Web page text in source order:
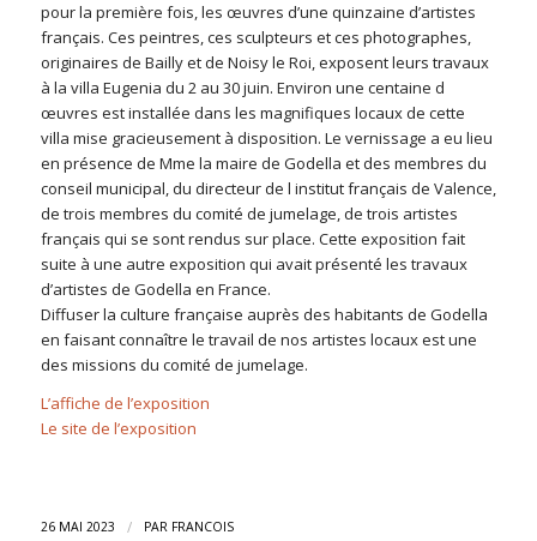
pour la première fois, les œuvres d’une quinzaine d’artistes
français. Ces peintres, ces sculpteurs et ces photographes,
originaires de Bailly et de Noisy le Roi, exposent leurs travaux
à la villa Eugenia du 2 au 30 juin. Environ une centaine d
œuvres est installée dans les magnifiques locaux de cette
villa mise gracieusement à disposition. Le vernissage a eu lieu
en présence de Mme la maire de Godella et des membres du
conseil municipal, du directeur de l institut français de Valence,
de trois membres du comité de jumelage, de trois artistes
français qui se sont rendus sur place. Cette exposition fait
suite à une autre exposition qui avait présenté les travaux
d’artistes de Godella en France.
Diffuser la culture française auprès des habitants de Godella
en faisant connaître le travail de nos artistes locaux est une
des missions du comité de jumelage.
L’affiche de l’exposition
Le site de l’exposition
26 MAI 2023 / PAR FRANCOIS